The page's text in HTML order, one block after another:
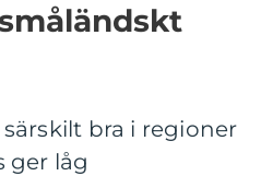
bra i regioner
ger låg